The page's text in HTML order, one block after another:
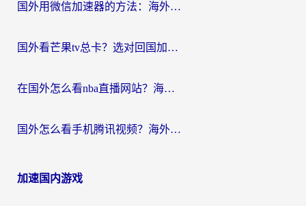
国外用微信加速器的方法：海外党无缝连接国内生活的实用指南
国外看芒果tv总卡？选对回国加速器，轻松追《浪姐》不费劲
在国外怎么看nba直播网站？海外党专属体育观赛指南，告别地区限制！
国外怎么看手机腾讯视频？海外党亲测有效的追剧加速器选择指南
加速国内游戏